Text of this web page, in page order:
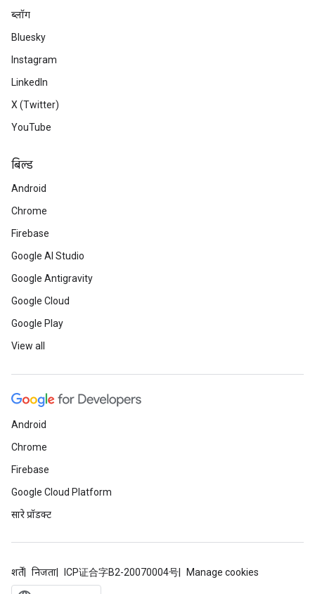
ब्लॉग
Bluesky
Instagram
LinkedIn
X (Twitter)
YouTube
बिल्ड
Android
Chrome
Firebase
Google AI Studio
Google Antigravity
Google Cloud
Google Play
View all
Android
Chrome
Firebase
Google Cloud Platform
सारे प्रॉडक्ट
शर्तें निजता ICP证合字B2-20070004号 Manage cookies